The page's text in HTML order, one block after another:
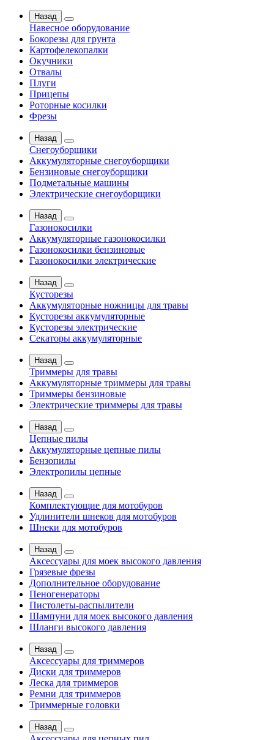
Назад
Навесное оборудование
Бокорезы для грунта
Картофелекопалки
Окучники
Отвалы
Плуги
Прицепы
Роторные косилки
Фрезы
Назад
Снегоуборщики
Аккумуляторные снегоуборщики
Бензиновые снегоуборщики
Подметальные машины
Электрические снегоуборщики
Назад
Газонокосилки
Аккумуляторные газонокосилки
Газонокосилки бензиновые
Газонокосилки электрические
Назад
Кусторезы
Аккумуляторные ножницы для травы
Кусторезы аккумуляторные
Кусторезы электрические
Секаторы аккумуляторные
Назад
Триммеры для травы
Аккумуляторные триммеры для травы
Триммеры бензиновые
Электрические триммеры для травы
Назад
Цепные пилы
Аккумуляторные цепные пилы
Бензопилы
Электропилы цепные
Назад
Комплектующие для мотобуров
Удлинители шнеков для мотобуров
Шнеки для мотобуров
Назад
Аксессуары для моек высокого давления
Грязевые фрезы
Дополнительное оборудование
Пеногенераторы
Пистолеты-распылители
Шампуни для моек высокого давления
Шланги высокого давления
Назад
Аксессуары для триммеров
Диски для триммеров
Леска для триммеров
Ремни для триммеров
Триммерные головки
Назад